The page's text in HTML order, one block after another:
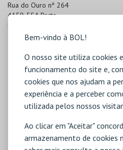
Bem-vindo à BOL!
O nosso site utiliza cookies
funcionamento do site e,
cookies que nos ajudam a
experiência e a perceber
utilizada pelos nossos
Ao clicar em "Aceitar"
armazenamento de cookies
Rua do Ouro nº 264
4150-554 Porto
Direcções para MXM Artcenter